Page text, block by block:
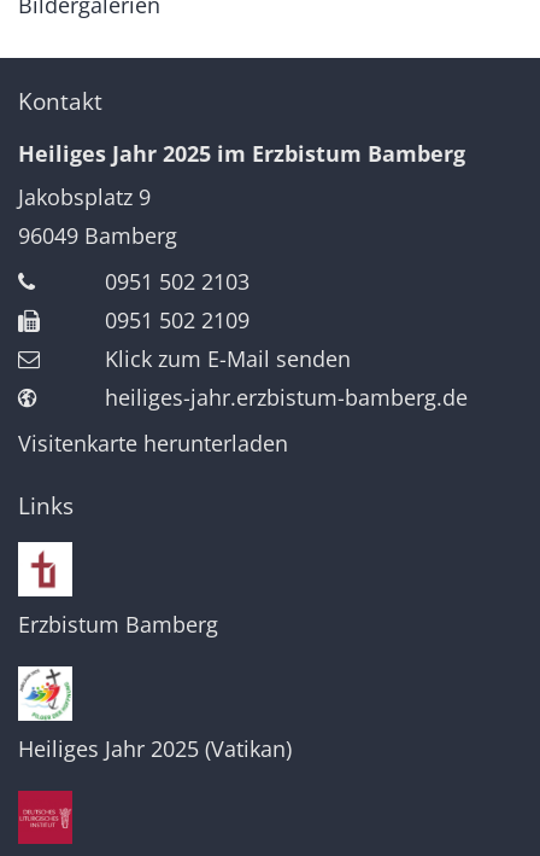
Kontakt
Heiliges Jahr 2025 im Erzbistum Bamberg
Jakobsplatz 9
96049 Bamberg
0951 502 2103
0951 502 2109
Klick zum E-Mail senden
heiliges-jahr.erzbistum-bamberg.de
Visitenkarte herunterladen
Links
Erzbistum Bamberg
Heiliges Jahr 2025 (Vatikan)